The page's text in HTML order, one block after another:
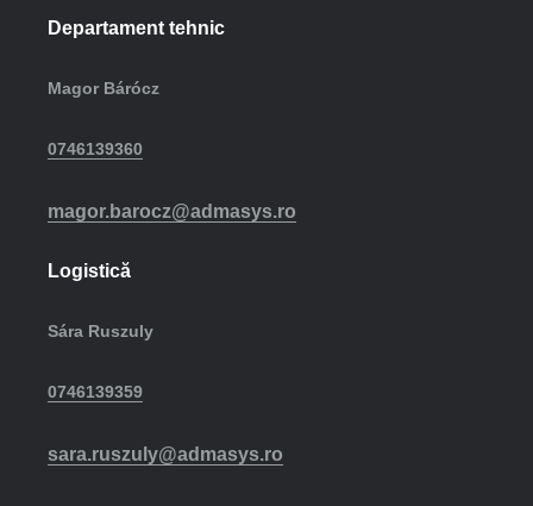
Departament tehnic
Magor Bárócz
0746139360
magor.barocz@admasys.ro
Logistică
Sára Ruszuly
0746139359
sara.ruszuly@admasys.ro